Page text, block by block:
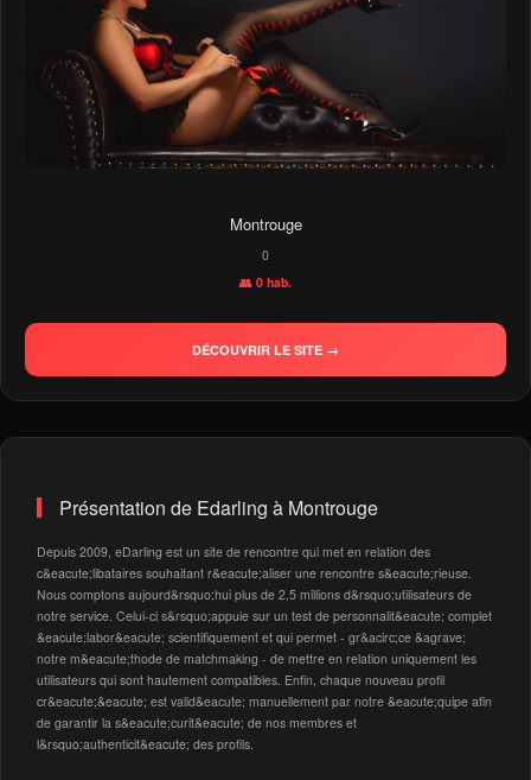
Montrouge
0
👥 0 hab.
DÉCOUVRIR LE SITE →
Présentation de Edarling à Montrouge
Depuis 2009, eDarling est un site de rencontre qui met en relation des
c&eacute;libataires souhaitant r&eacute;aliser une rencontre s&eacute;rieuse.
Nous comptons aujourd&rsquo;hui plus de 2,5 millions d&rsquo;utilisateurs de
notre service. Celui-ci s&rsquo;appuie sur un test de personnalit&eacute; complet
&eacute;labor&eacute; scientifiquement et qui permet - gr&acirc;ce &agrave;
notre m&eacute;thode de matchmaking - de mettre en relation uniquement les
utilisateurs qui sont hautement compatibles. Enfin, chaque nouveau profil
cr&eacute;&eacute; est valid&eacute; manuellement par notre &eacute;quipe afin
de garantir la s&eacute;curit&eacute; de nos membres et
l&rsquo;authenticit&eacute; des profils.